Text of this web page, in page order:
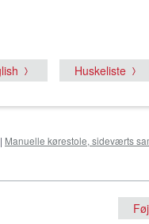
Huskeliste
| Manuelle kørestole, sideværts